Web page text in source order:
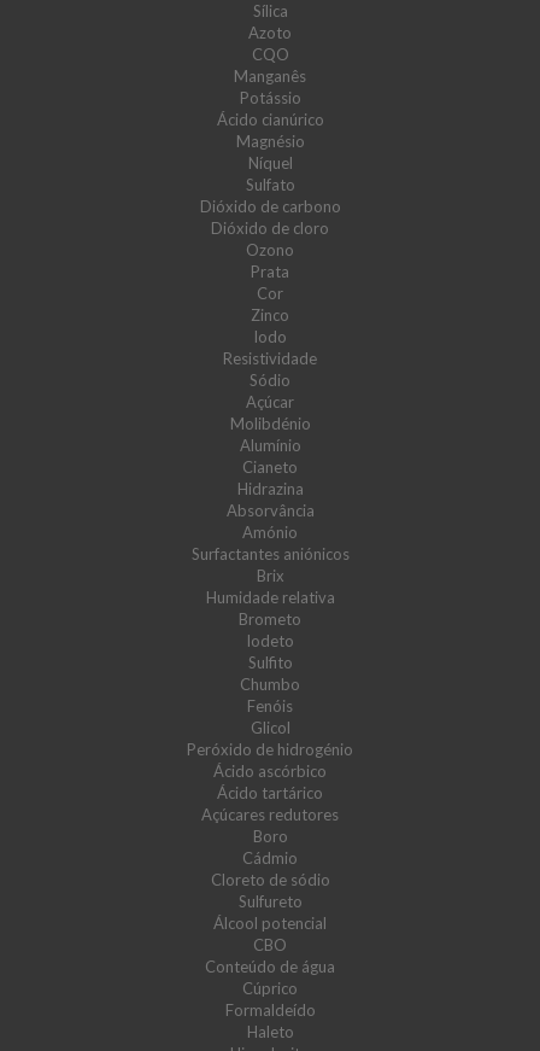
Sílica
Azoto
CQO
Manganês
Potássio
Ácido cianúrico
Magnésio
Níquel
Sulfato
Dióxido de carbono
Dióxido de cloro
Ozono
Prata
Cor
Zinco
Iodo
Resistividade
Sódio
Açúcar
Molibdénio
Alumínio
Cianeto
Hidrazina
Absorvância
Amónio
Surfactantes aniónicos
Brix
Humidade relativa
Brometo
Iodeto
Sulfito
Chumbo
Fenóis
Glicol
Peróxido de hidrogénio
Ácido ascórbico
Ácido tartárico
Açúcares redutores
Boro
Cádmio
Cloreto de sódio
Sulfureto
Álcool potencial
CBO
Conteúdo de água
Cúprico
Formaldeído
Haleto